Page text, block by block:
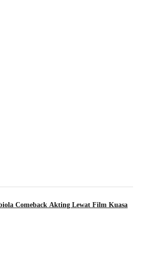
Comeback Akting Lewat Film Kuasa